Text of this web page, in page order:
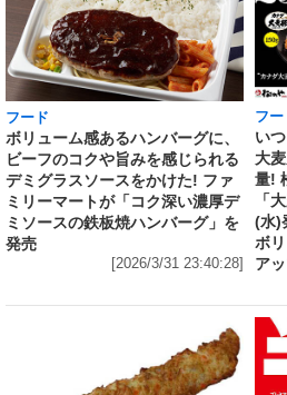
フード
ボリューム感あるハンバーグに、
ビーフのコクや旨みを感じられる
デミグラスソースをかけた! ファ
ミリーマートが「コク深い濃厚デ
ミソースの鉄板焼ハンバーグ」を
発売
[2026/3/31 23:40:28]
フー
い
大
量!
「
(水)
ボ
ア